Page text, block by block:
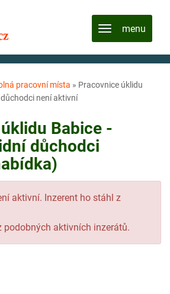
pracovní místa » Pracovnice úklidu
není aktivní
Babice -
důchodci
aktivní. Inzerent ho stáhl z
podobných aktivních inzerátů.